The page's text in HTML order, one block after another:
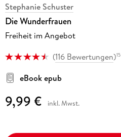
Stephanie Schuster
Die Wunderfrauen
Freiheit im Angebot
(116 Bewertungen)15
eBook epub
9,99 € inkl. Mwst.